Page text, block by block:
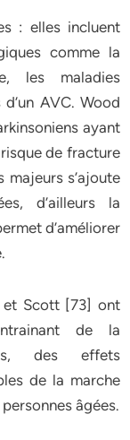
: elles incluent
comme la
les maladies
AVC. Wood
ayant
de fracture
s’ajoute
d’ailleurs la
d’améliorer
et Scott [73] ont
de la
des effets
de la marche
âgées.